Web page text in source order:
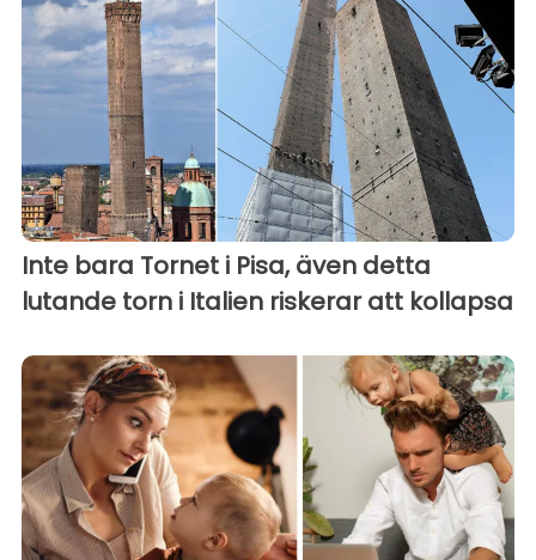
Inte bara Tornet i Pisa, även detta
lutande torn i Italien riskerar att kollapsa